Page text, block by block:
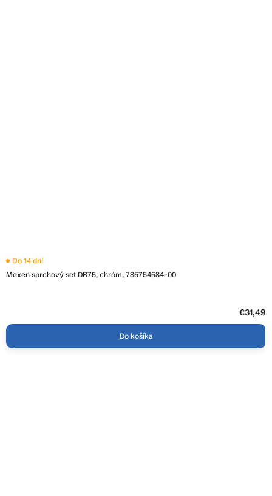
Mexen sprchový set DB75, chróm, 785754584-00
Do 14 dní
€31,49
Do košíka